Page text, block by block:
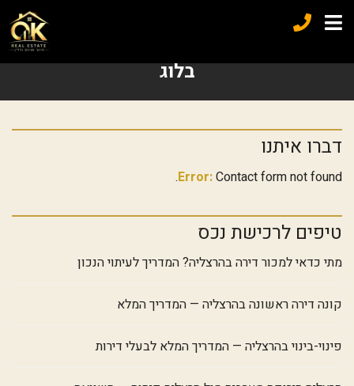
בלוג
דברו איתנו
Error:Contact form not found.
טיפים לרכישת נכס
מתי כדאי למכור דירה בהרצליה? המדריך לעיתוי הנכון
קונה דירה ראשונה בהרצליה — המדריך המלא
פינוי-בינוי בהרצליה — המדריך המלא לבעלי דירות